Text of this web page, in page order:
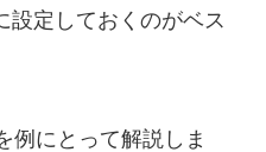
設定しておくのがベス
例にとって解説しま